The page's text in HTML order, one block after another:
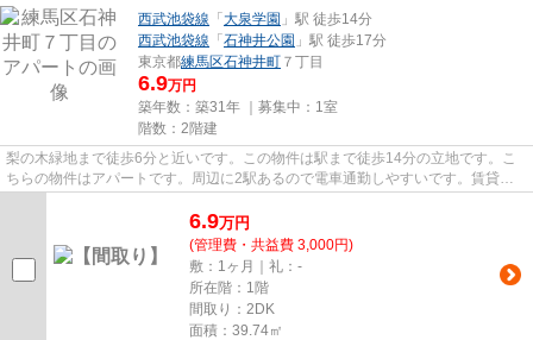
西武池袋線 「 大泉学園 」駅 徒歩14分
西武池袋線 「 石神井公園 」駅 徒歩17分
東京都練馬区石神井町 ７丁目
6.9万円
築年数：築31年 ｜募集中： 1室
階数：2階建
梨の木緑地まで徒歩6分と近いです。この物件は駅まで徒歩14分の立地です。こ
ちらの物件はアパートです。周辺に2駅あるので電車通勤しやすいです。賃貸情
6.9万円
(管理費・共益費 3,000円)
敷：1ヶ月｜礼：-
所在階：1階
間取り：2DK
面積：39.74㎡